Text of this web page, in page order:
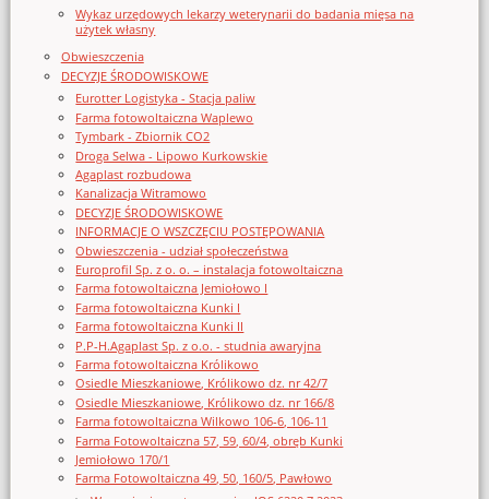
Wykaz urzędowych lekarzy weterynarii do badania mięsa na
użytek własny
Obwieszczenia
DECYZJE ŚRODOWISKOWE
Eurotter Logistyka - Stacja paliw
Farma fotowoltaiczna Waplewo
Tymbark - Zbiornik CO2
Droga Selwa - Lipowo Kurkowskie
Agaplast rozbudowa
Kanalizacja Witramowo
DECYZJE ŚRODOWISKOWE
INFORMACJE O WSZCZĘCIU POSTĘPOWANIA
Obwieszczenia - udział społeczeństwa
Europrofil Sp. z o. o. – instalacja fotowoltaiczna
Farma fotowoltaiczna Jemiołowo I
Farma fotowoltaiczna Kunki I
Farma fotowoltaiczna Kunki II
P.P-H.Agaplast Sp. z o.o. - studnia awaryjna
Farma fotowoltaiczna Królikowo
Osiedle Mieszkaniowe, Królikowo dz. nr 42/7
Osiedle Mieszkaniowe, Królikowo dz. nr 166/8
Farma fotowoltaiczna Wilkowo 106-6, 106-11
Farma Fotowoltaiczna 57, 59, 60/4, obręb Kunki
Jemiołowo 170/1
Farma Fotowoltaiczna 49, 50, 160/5, Pawłowo